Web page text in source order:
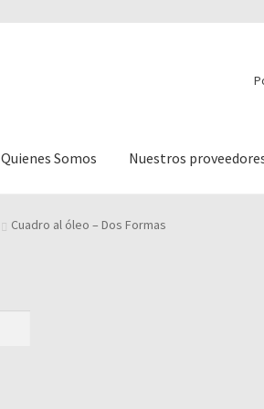
Quienes Somos Nuestros
Cuadro al óleo – Dos Formas